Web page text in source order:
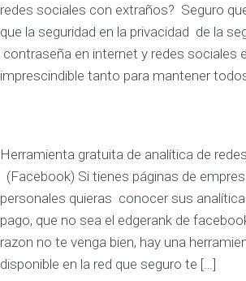
redes sociales con extraños? Seguro
que la seguridad en la privacidad de la
contraseña en internet y redes sociales
imprescindible tanto para mantener
Herramienta gratuita de analítica de
(Facebook) Si tienes páginas de
personales quieras conocer sus
pago, que no sea el edgerank de
razon no te venga bien, hay una
disponible en la red que seguro te […]